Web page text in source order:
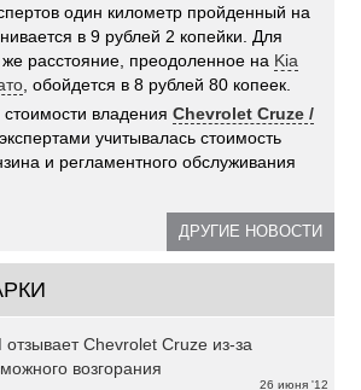
один километр пройденный на
в 9 рублей 2 копейки. Для
расстояние, преодоленное на Kia
, обойдется в 8 рублей 80 копеек.
владенияChevrolet Cruze /
, экспертами учитывалась стоимость
и регламентного обслуживания
ДРУГИЕ НОВОСТИ
26 июня '12
отзывает Chevrolet Cruze из-за
возгорания